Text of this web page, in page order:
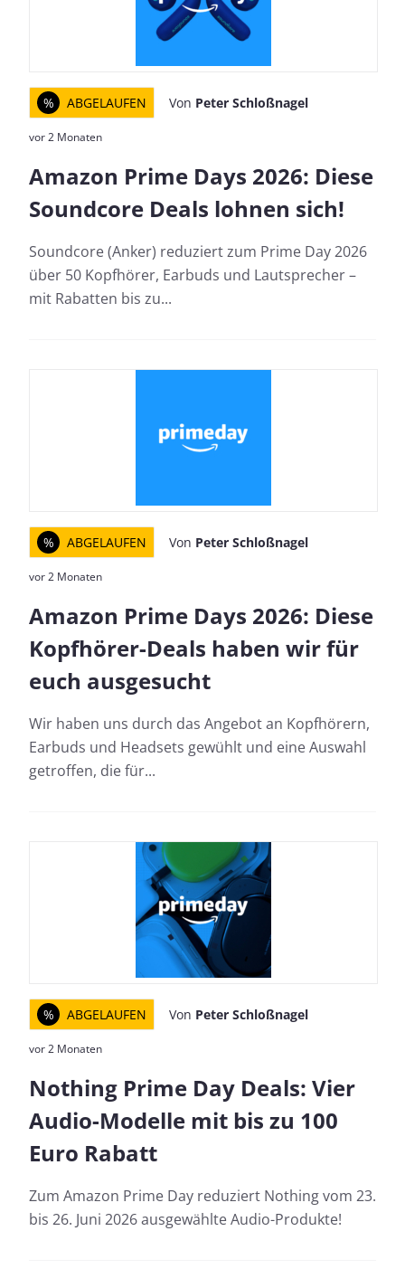
% ABGELAUFEN Von Peter Schloßnagel
vor 2 Monaten
Amazon Prime Days 2026: Diese
Soundcore Deals lohnen sich!
Soundcore (Anker) reduziert zum Prime Day 2026
über 50 Kopfhörer, Earbuds und Lautsprecher –
mit Rabatten bis zu...
% ABGELAUFEN Von Peter Schloßnagel
vor 2 Monaten
Amazon Prime Days 2026: Diese
Kopfhörer-Deals haben wir für
euch ausgesucht
Wir haben uns durch das Angebot an Kopfhörern,
Earbuds und Headsets gewühlt und eine Auswahl
getroffen, die für...
% ABGELAUFEN Von Peter Schloßnagel
vor 2 Monaten
Nothing Prime Day Deals: Vier
Audio-Modelle mit bis zu 100
Euro Rabatt
Zum Amazon Prime Day reduziert Nothing vom 23.
bis 26. Juni 2026 ausgewählte Audio-Produkte!